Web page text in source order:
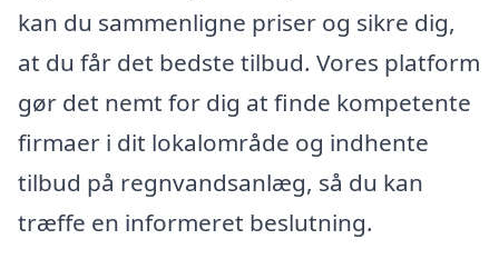
kan du sammenligne priser og sikre dig,
at du får det bedste tilbud. Vores platform
gør det nemt for dig at finde kompetente
firmaer i dit lokalområde og indhente
tilbud på regnvandsanlæg, så du kan
træffe en informeret beslutning.